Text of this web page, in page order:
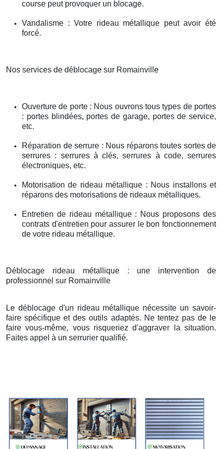
course peut provoquer un blocage.
Vandalisme : Votre rideau métallique peut avoir été
forcé.
Nos services de déblocage sur Romainville
Ouverture de porte : Nous ouvrons tous types de portes
: portes blindées, portes de garage, portes de service,
etc.
Réparation de serrure : Nous réparons toutes sortes de
serrures : serrures à clés, serrures à code, serrures
électroniques, etc.
Motorisation de rideau métallique : Nous installons et
réparons des motorisations de rideaux métalliques.
Entretien de rideau métallique : Nous proposons des
contrats d'entretien pour assurer le bon fonctionnement
de votre rideau métallique.
Déblocage rideau métallique : une intervention de
professionnel sur Romainville
Le déblocage d'un rideau métallique nécessite un savoir-
faire spécifique et des outils adaptés. Ne tentez pas de le
faire vous-même, vous risqueriez d'aggraver la situation.
Faites appel à un serrurier qualifié.